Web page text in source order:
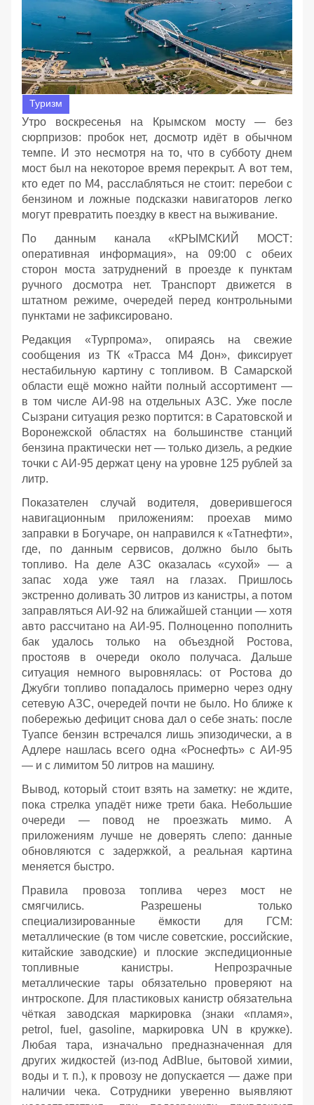
Туризм
Утро воскресенья на Крымском мосту — без
сюрпризов: пробок нет, досмотр идёт в обычном
темпе. И это несмотря на то, что в субботу днем
мост был на некоторое время перекрыт. А вот тем,
кто едет по М4, расслабляться не стоит: перебои с
бензином и ложные подсказки навигаторов легко
могут превратить поездку в квест на выживание.
По данным канала «КРЫМСКИЙ МОСТ:
оперативная информация», на 09:00 с обеих
сторон моста затруднений в проезде к пунктам
ручного досмотра нет. Транспорт движется в
штатном режиме, очередей перед контрольными
пунктами не зафиксировано.
Редакция «Турпрома», опираясь на свежие
сообщения из ТК «Трасса М4 Дон», фиксирует
нестабильную картину с топливом. В Самарской
области ещё можно найти полный ассортимент —
в том числе АИ‑98 на отдельных АЗС. Уже после
Сызрани ситуация резко портится: в Саратовской и
Воронежской областях на большинстве станций
бензина практически нет — только дизель, а редкие
точки с АИ‑95 держат цену на уровне 125 рублей за
литр.
Показателен случай водителя, доверившегося
навигационным приложениям: проехав мимо
заправки в Богучаре, он направился к «Татнефти»,
где, по данным сервисов, должно было быть
топливо. На деле АЗС оказалась «сухой» — а
запас хода уже таял на глазах. Пришлось
экстренно доливать 30 литров из канистры, а потом
заправляться АИ‑92 на ближайшей станции — хотя
авто рассчитано на АИ‑95. Полноценно пополнить
бак удалось только на объездной Ростова,
простояв в очереди около получаса. Дальше
ситуация немного выровнялась: от Ростова до
Джубги топливо попадалось примерно через одну
сетевую АЗС, очередей почти не было. Но ближе к
побережью дефицит снова дал о себе знать: после
Туапсе бензин встречался лишь эпизодически, а в
Адлере нашлась всего одна «Роснефть» с АИ‑95
— и с лимитом 50 литров на машину.
Вывод, который стоит взять на заметку: не ждите,
пока стрелка упадёт ниже трети бака. Небольшие
очереди — повод не проезжать мимо. А
приложениям лучше не доверять слепо: данные
обновляются с задержкой, а реальная картина
меняется быстро.
Правила провоза топлива через мост не
смягчились. Разрешены только
специализированные ёмкости для ГСМ:
металлические (в том числе советские, российские,
китайские заводские) и плоские экспедиционные
топливные канистры. Непрозрачные
металлические тары обязательно проверяют на
интроскопе. Для пластиковых канистр обязательна
чёткая заводская маркировка (знаки «пламя»,
petrol, fuel, gasoline, маркировка UN в кружке).
Любая тара, изначально предназначенная для
других жидкостей (из‑под AdBlue, бытовой химии,
воды и т. п.), к провозу не допускается — даже при
наличии чека. Сотрудники уверенно выявляют